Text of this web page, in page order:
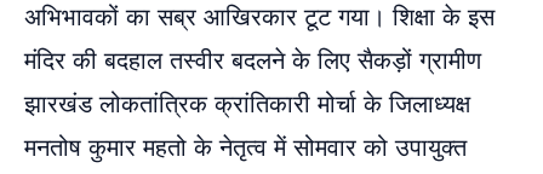
अभिभावकों का सब्र आखिरकार टूट गया। शिक्षा के इस
मंदिर की बदहाल तस्वीर बदलने के लिए सैकड़ों ग्रामीण
झारखंड लोकतांत्रिक क्रांतिकारी मोर्चा के जिलाध्यक्ष
मनतोष कुमार महतो के नेतृत्व में सोमवार को उपायुक्त